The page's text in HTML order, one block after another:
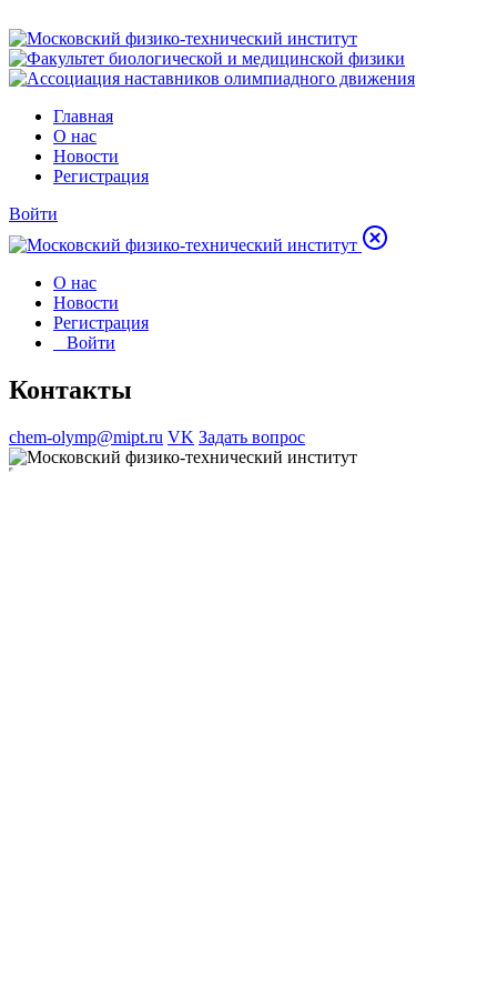
Главная
О нас
Новости
Регистрация
Войти
О нас
Новости
Регистрация
Войти
Контакты
chem-olymp@mipt.ru VK Задать вопрос